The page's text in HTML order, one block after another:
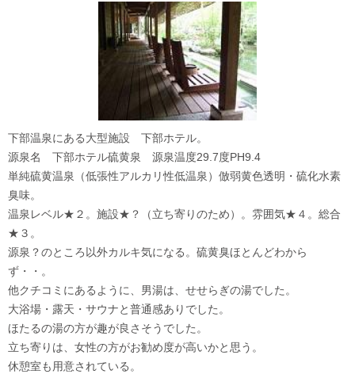
下部温泉にある大型施設 下部ホテル。
源泉名 下部ホテル硫黄泉 源泉温度29.7度PH9.4
単純硫黄温泉（低張性アルカリ性低温泉）倣弱黄色透明・硫化水素
臭味。
温泉レベル★２。施設★？（立ち寄りのため）。雰囲気★４。総合
★３。
源泉？のところ以外カルキ気になる。硫黄臭ほとんどわから
ず・・。
他クチコミにあるように、男湯は、せせらぎの湯でした。
大浴場・露天・サウナと普通感ありでした。
ほたるの湯の方が趣が良さそうでした。
立ち寄りは、女性の方がお勧め度が高いかと思う。
休憩室も用意されている。